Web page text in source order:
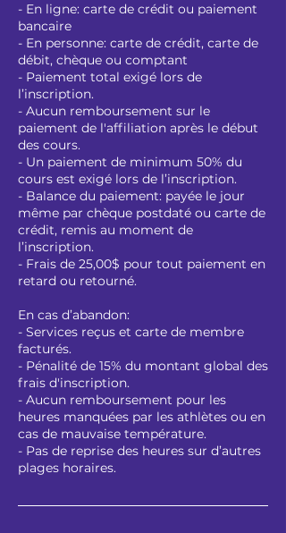
- En ligne: carte de crédit ou paiement
bancaire
- En personne: carte de crédit, carte de
débit, chèque ou comptant
- Paiement total exigé lors de
l’inscription.
- Aucun remboursement sur le
paiement de l'affiliation après le début
des cours.
- Un paiement de minimum 50% du
cours est exigé lors de l’inscription.
- Balance du paiement: payée le jour
même par chèque postdaté ou carte de
crédit, remis au moment de
l’inscription.
- Frais de 25,00$ pour tout paiement en
retard ou retourné.
En cas d’abandon:
- Services reçus et carte de membre
facturés.
- Pénalité de 15% du montant global des
frais d'inscription.
- Aucun remboursement pour les
heures manquées par les athlètes ou en
cas de mauvaise température.
- Pas de reprise des heures sur d’autres
plages horaires.